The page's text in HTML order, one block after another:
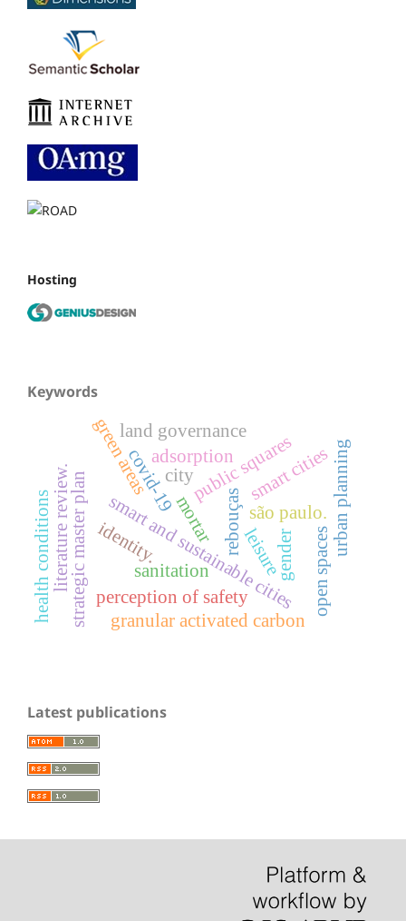
Hosting
Keywords
public squares
city
identity. rebouças
strategic master plan são paulo.
smart and sustainable cities
smart cities
literature review.
health conditions
covid-19adsorption
granular activated carbon
sanitation open spaces
leisure
green areas
gender
perception of safety
mortar urban planning
land governance
Latest publications